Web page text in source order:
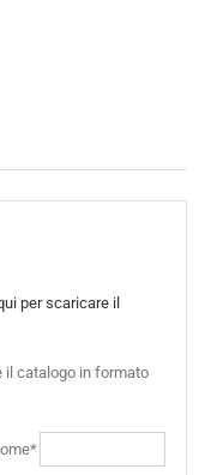
per scaricare il
il catalogo in formato